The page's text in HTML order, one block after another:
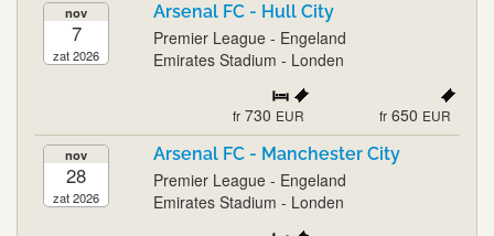
nov
7
zat 2026
Arsenal FC - Hull City
Premier League - Engeland
Emirates Stadium - Londen
fr 730 EUR fr 650 EUR
nov
28
zat 2026
Arsenal FC - Manchester City
Premier League - Engeland
Emirates Stadium - Londen